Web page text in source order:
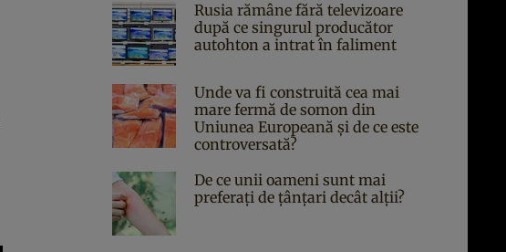
Rusia rămâne fără televizoare
după ce singurul producător
autohton a intrat în faliment
Unde va fi construită cea mai
mare fermă de somon din
Uniunea Europeană și de ce este
controversată?
De ce unii oameni sunt mai
preferați de țânțari decât alții?